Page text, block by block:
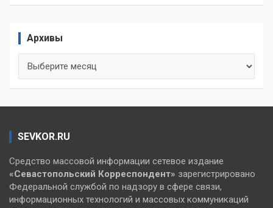
Архивы
SEVKOR.RU
Средство массовой информации сетевое издание
«Севастопольский Корреспондент» зарегистрировано
Федеральной службой по надзору в сфере связи,
информационных технологий и массовых коммуникаций